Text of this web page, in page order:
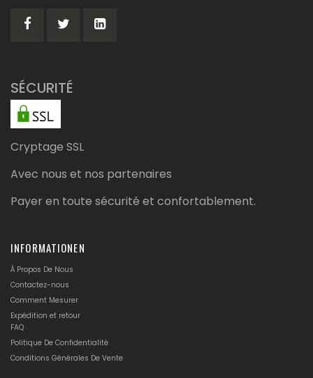
SÉCURITÉ
Cryptage SSL
Avec nous et nos partenaires
Payer en toute sécurité et confortablement.
INFORMATIONEN
À Propos De Nous
Contactez-nous
Comment Mesurer
Expédition et retour
FAQ
Politique De Confidentialité
Conditions Générales De Vente